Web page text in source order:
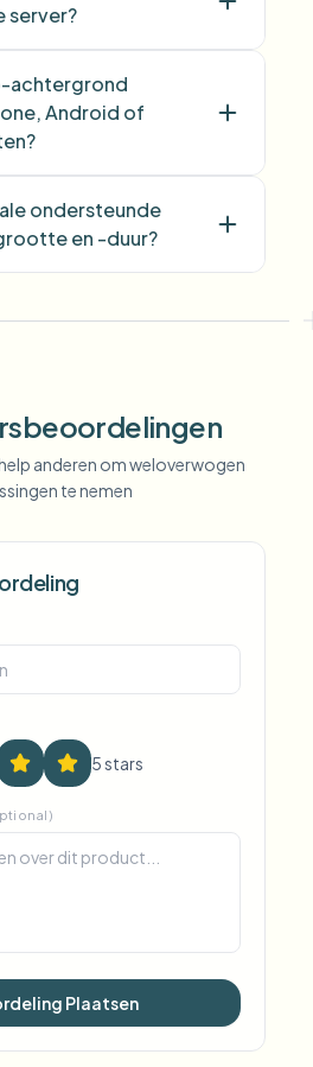
server?
achtergrond
Android of
ondersteunde
en -duur?
anderen om weloverwogen
te nemen
5stars
Plaatsen